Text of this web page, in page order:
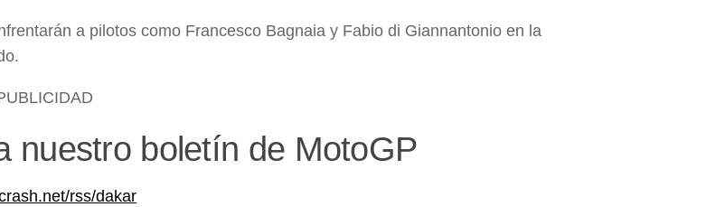
a pilotos como Francesco Bagnaia y Fabio di Giannantonio en la
nuestro boletín de MotoGP
rss/dakar